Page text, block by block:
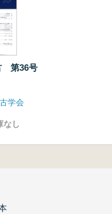
第36号
学会
なし